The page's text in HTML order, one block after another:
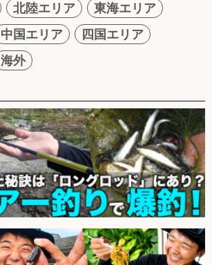
北陸エリア
東海エリア
中国エリア
四国エリア
海外